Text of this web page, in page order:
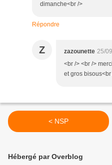
dimanche<br />
Répondre
Z zazounette 25/
<br /> <br />
et gros bisous<br
< NSP
Hébergé par Overblog